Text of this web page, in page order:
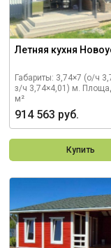
Летняя кухня
Габариты: 3,74×7 (о/ч
з/ч 3,74×4,01) м.
м²
914 563 руб.
Купить